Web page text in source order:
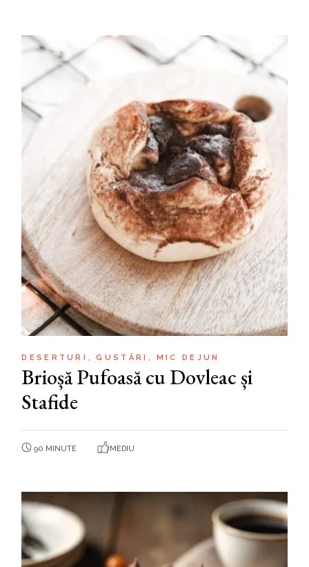
DESERTURI GUSTĂRI MIC DEJUN
Brioșă Pufoasă cu Dovleac și
Stafide
90 MINUTE MEDIU